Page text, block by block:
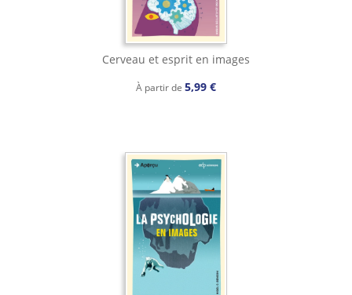
Cerveau et esprit en images
À partir de 5,99 €